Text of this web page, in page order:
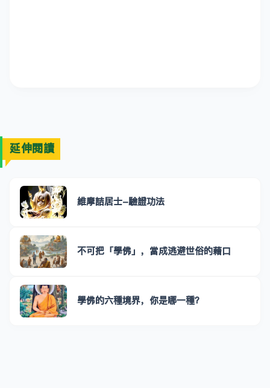
延伸閱讀
維摩詰居士-驗證功法
不可把「學佛」，當成逃避世俗的藉口
學佛的六種境界，你是哪一種？